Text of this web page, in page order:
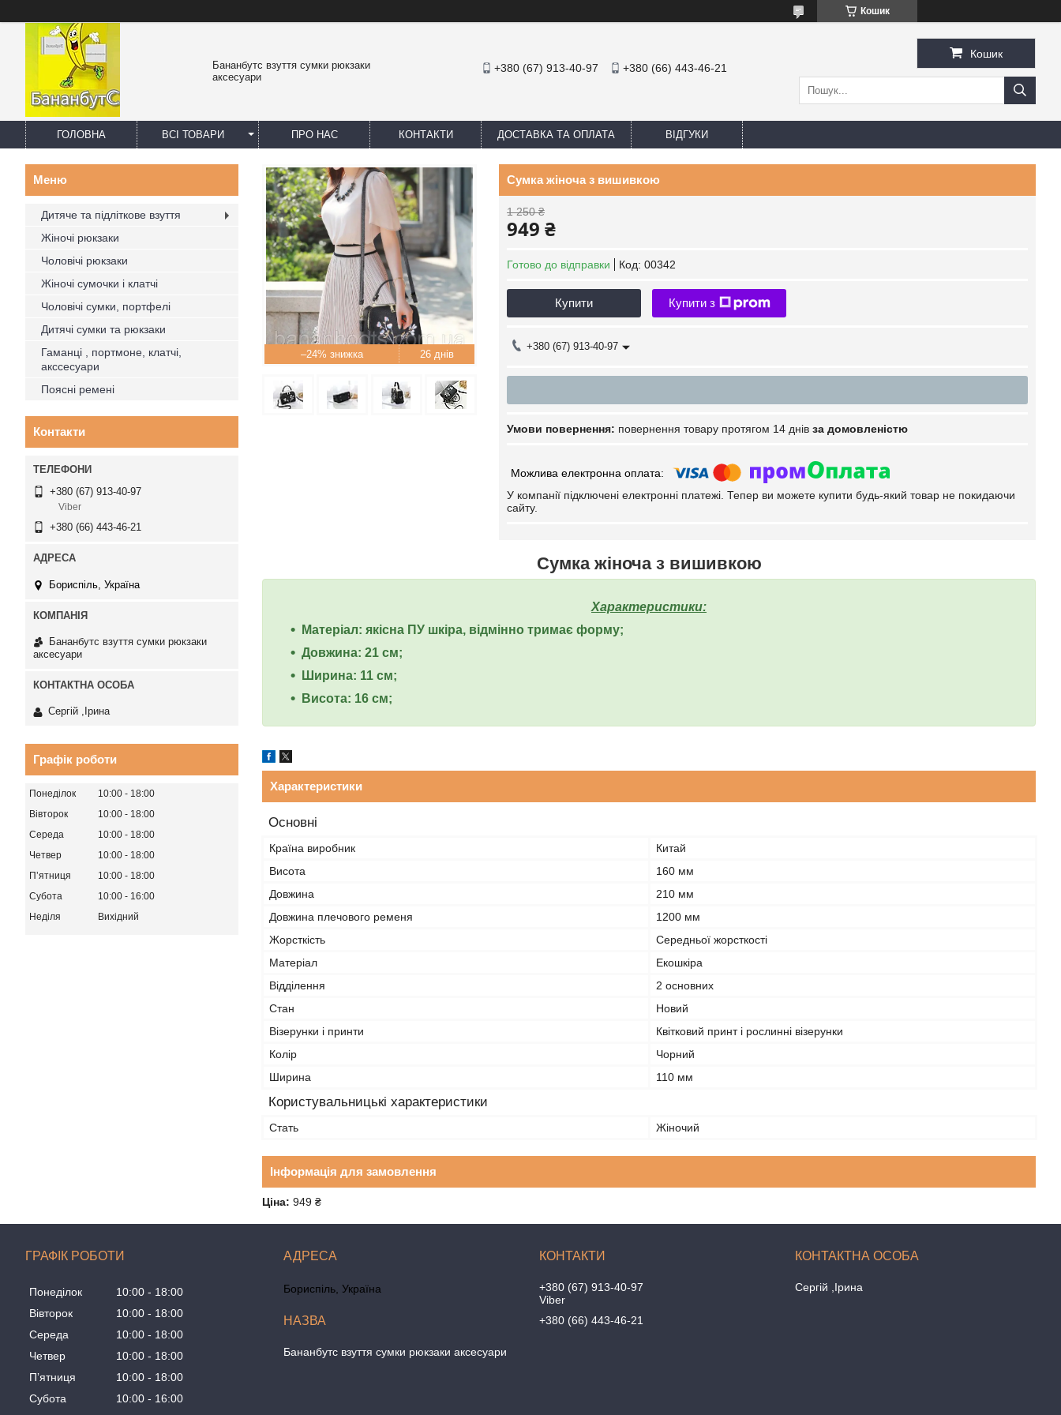
Кошик
Бананбутс взуття сумки рюкзаки
аксесуари
+380 (67) 913-40-97 +380 (66) 443-46-21
Кошик
ГОЛОВНА ВСІ ТОВАРИ ПРО НАС КОНТАКТИ ДОСТАВКА ТА ОПЛАТА ВІДГУКИ
–24% 26 днів
Сумка жіноча з вишивкою
1 250 ₴
949 ₴
Готово до відправки Код: 00342
Купити Купити з
+380 (67) 913-40-97
повернення товару протягом 14 днів за домовленістю
У компанії підключені електронні платежі. Тепер ви можете купити будь-який товар не покидаючи
сайту.
Сумка жіноча з вишивкою
Характеристики:
Матеріал: якісна ПУ шкіра, відмінно тримає форму;
Довжина: 21 см;
Ширина: 11 см;
Висота: 16 см;
Характеристики
Основні
Країна виробник
Китай
Висота
160 мм
Довжина
210 мм
Довжина плечового ременя
1200 мм
Жорсткість
Середньої жорсткості
Матеріал
Екошкіра
Відділення
2 основних
Стан
Новий
Візерунки і принти
Квітковий принт і рослинні візерунки
Колір
Чорний
Ширина
110 мм
Користувальницькі характеристики
Стать Жіночий
Інформація для замовлення
Ціна: 949 ₴
Дитяче та підліткове взуття
Жіночі рюкзаки
Чоловічі рюкзаки
Жіночі сумочки і клатчі
Чоловічі сумки, портфелі
Дитячі сумки та рюкзаки
Гаманці , портмоне, клатчі,
акссесуари
Поясні ремені
Контакти
+380 (67) 913-40-97
Viber
+380 (66) 443-46-21
Бориспіль, Україна
Бананбутс взуття сумки рюкзаки
аксесуари
Сергій ,Ірина
Графік роботи
Понеділок 10:00
18:00
Вівторок
10:00
18:00
Середа
10:00
18:00
Четвер
10:00
18:00
Пʼятниця
10:00
18:00
Субота
10:00
16:00
Неділя
Вихідний
ГРАФІК РОБОТИ
Понеділок 10:00
18:00
Вівторок
10:00
18:00
Середа
10:00
18:00
Четвер
10:00
18:00
Пʼятниця
10:00
18:00
Субота
10:00
16:00
Бориспіль, Україна
Бананбутс взуття сумки рюкзаки аксесуари
+380 (67) 913-40-97
Viber
+380 (66) 443-46-21
Сергій ,Ірина